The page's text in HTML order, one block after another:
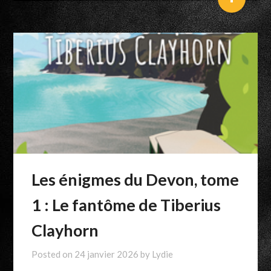
Les énigmes du Devon, tome
1 : Le fantôme de Tiberius
Clayhorn
Posted on 24 janvier 2026 by Lydie